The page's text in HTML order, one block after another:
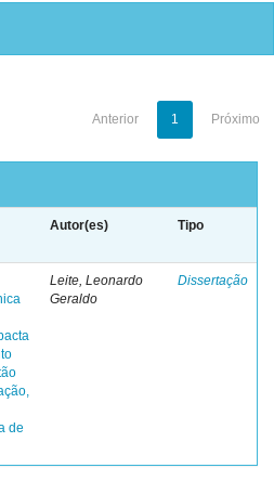
Anterior 1 Próximo
Autor(es) Tipo
de
Leite, Leonardo
Geraldo
Dissertação